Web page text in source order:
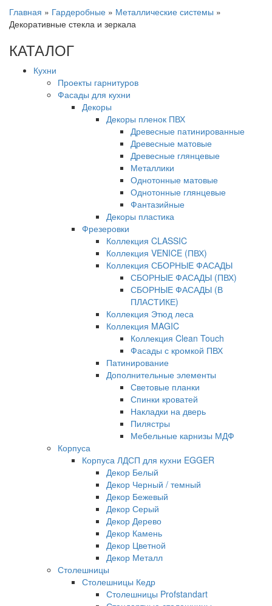
Главная » Гардеробные » Металлические системы »
Декоративные стекла и зеркала
КАТАЛОГ
Кухни
Проекты гарнитуров
Фасады для кухни
Декоры
Декоры пленок ПВХ
Древесные патинированные
Древесные матовые
Древесные глянцевые
Металлики
Однотонные матовые
Однотонные глянцевые
Фантазийные
Декоры пластика
Фрезеровки
Коллекция CLASSIC
Коллекция VENICE (ПВХ)
Коллекция СБОРНЫЕ ФАСАДЫ
СБОРНЫЕ ФАСАДЫ (ПВХ)
СБОРНЫЕ ФАСАДЫ (В
ПЛАСТИКЕ)
Коллекция Этюд леса
Коллекция MAGIC
Коллекция Clean Touch
Фасады с кромкой ПВХ
Патинирование
Дополнительные элементы
Световые планки
Спинки кроватей
Накладки на дверь
Пилястры
Мебельные карнизы МДФ
Корпуса
Корпуса ЛДСП для кухни EGGER
Декор Белый
Декор Черный / темный
Декор Бежевый
Декор Серый
Декор Дерево
Декор Камень
Декор Цветной
Декор Металл
Столешницы
Столешницы Кедр
Столешницы Profstandart